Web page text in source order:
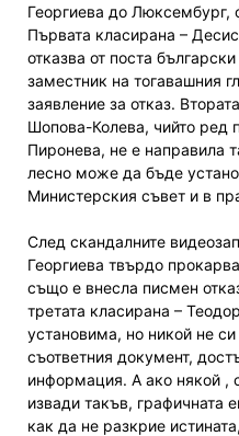
Георгиева до Люксембург,
Първата класирана –
отказва от поста
заместник на тогавашния
заявление за отказ.
Шопова-Колева, чийто ред
Пиронева, не е направила
лесно може да бъде
Министерския съвет и в
След скандалните
Георгиева твърдо
също е внесла писмен
третата класирана –
установима, но никой не
съответния документ,
информация. А ако някой ,
извади такъв, графичната
как да не разкрие